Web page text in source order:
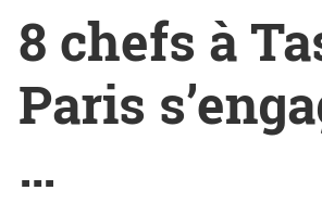
8 chefs à
Paris
…